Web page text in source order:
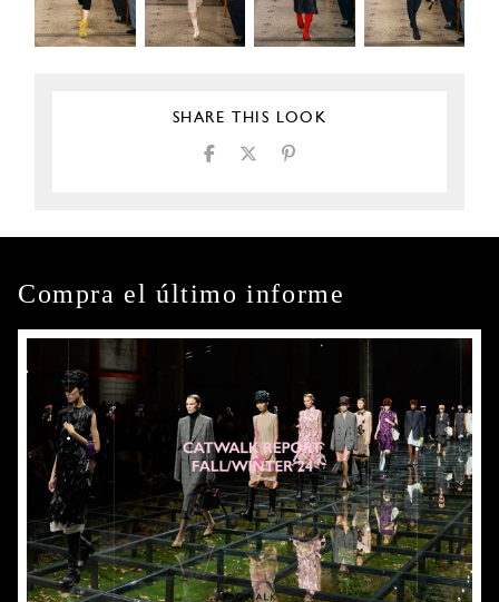
SHARE THIS LOOK
Compra el último informe